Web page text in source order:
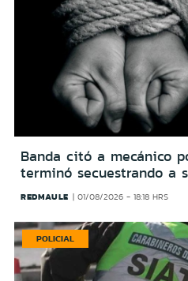
Banda citó a mecánico
terminó secuestrando a
REDMAULE 01/08/2026 - 18:18 HRS
POLICIAL